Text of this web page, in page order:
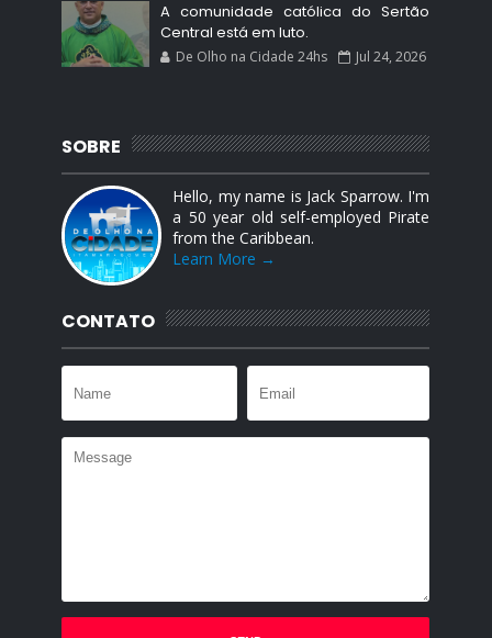
A comunidade católica do Sertão
Central está em luto.
De Olho na Cidade 24hs Jul 24, 2026
SOBRE
Hello, my name is Jack Sparrow. I'm
a 50 year old self-employed Pirate
from the Caribbean.
Learn More →
CONTATO